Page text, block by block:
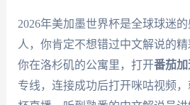
2026年美加墨世界杯是全球球迷
人，你肯定不想错过中文解说的精
你在洛杉矶的公寓里，打开番茄加
专线，连接成功后打开咪咕视频